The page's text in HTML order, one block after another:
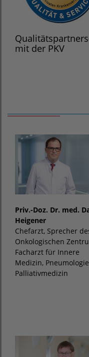
mit der PKV
Priv.-Doz. Dr. med.
Heigener
Chefarzt, Sprecher
Onkologischen
Facharzt für Innere
Medizin,
Palliativmedizin